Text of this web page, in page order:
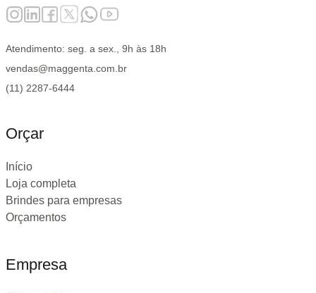
Atendimento: seg. a sex., 9h às 18h
vendas@maggenta.com.br
(11) 2287-6444
Orçar
Início
Loja completa
Brindes para empresas
Orçamentos
Empresa